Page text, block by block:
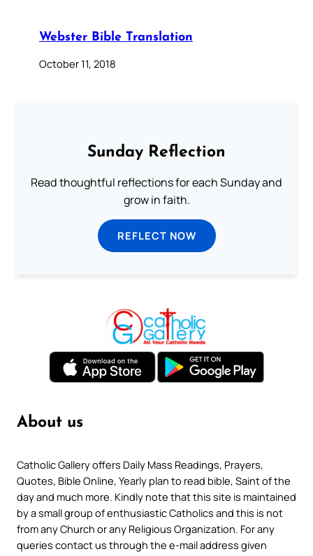
Webster Bible Translation
October 11, 2018
Sunday Reflection
Read thoughtful reflections for each Sunday and
grow in faith.
REFLECT NOW
About us
Catholic Gallery offers Daily Mass Readings, Prayers,
Quotes, Bible Online, Yearly plan to read bible, Saint of the
day and much more. Kindly note that this site is maintained
by a small group of enthusiastic Catholics and this is not
from any Church or any Religious Organization. For any
queries contact us through the e-mail address given